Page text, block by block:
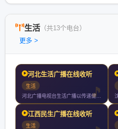
生活 （共13个电台）
更多 >
河北生活广播在线收听
生活
河北广播电视台生活广播以传递健康知识引领健康生活为目标努力打
江西民生广播在线收听
生活